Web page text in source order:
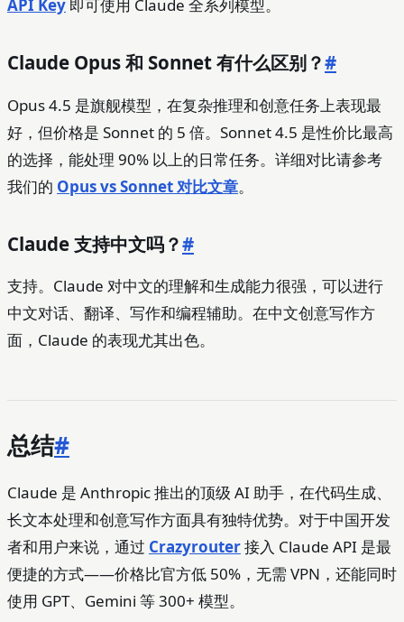
API Key 即可使用 Claude 全系列模型。
Claude Opus 和 Sonnet 有什么区别？#
Opus 4.5 是旗舰模型，在复杂推理和创意任务上表现最
好，但价格是 Sonnet 的 5 倍。Sonnet 4.5 是性价比最高
的选择，能处理 90% 以上的日常任务。详细对比请参考
我们的 Opus vs Sonnet 对比文章。
Claude 支持中文吗？#
支持。Claude 对中文的理解和生成能力很强，可以进行
中文对话、翻译、写作和编程辅助。在中文创意写作方
面，Claude 的表现尤其出色。
总结#
Claude 是 Anthropic 推出的顶级 AI 助手，在代码生成、
长文本处理和创意写作方面具有独特优势。对于中国开发
者和用户来说，通过 Crazyrouter接入 Claude API 是最
便捷的方式——价格比官方低 50%，无需 VPN，还能同时
使用 GPT、Gemini 等 300+ 模型。